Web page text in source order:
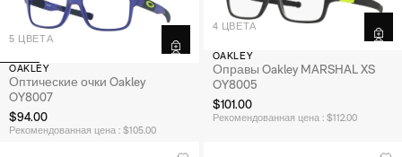
5 ЦВЕТА
OAKLEY
Оптические очки Oakley
OY8007
$94.00
Рекомендованная цена : $105.00
4 ЦВЕТА
OAKLEY
Оправы Oakley MARSHAL XS
OY8005
$101.00
Рекомендованная цена : $112.00